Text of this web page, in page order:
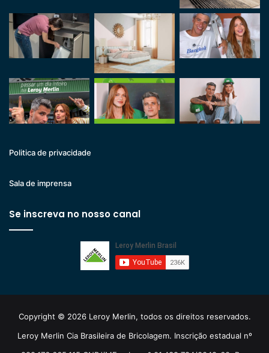
Politica de privacidade
Sala de imprensa
Se inscreva no nosso canal
Copyright © 2026 Leroy Merlin, todos os direitos reservados.
Leroy Merlin Cia Brasileira de Bricolagem. Inscrição estadual nº